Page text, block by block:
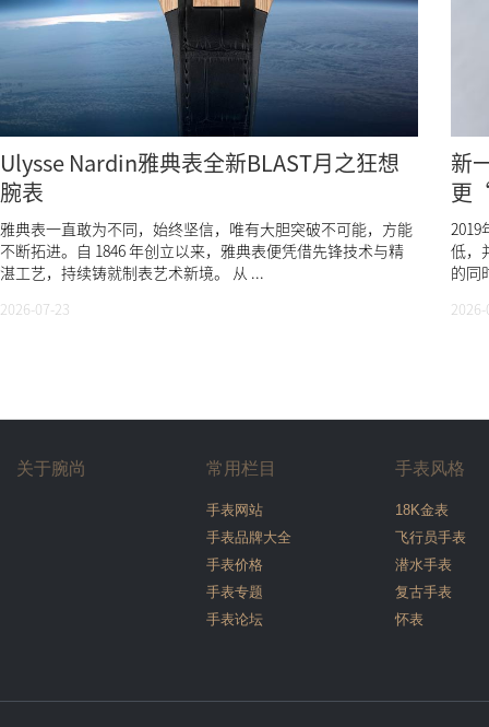
Ulysse Nardin雅典表全新BLAST月之狂想
腕表
雅典表一直敢为不同，始终坚信，唯有大胆突破不可能，方能
不断拓进。自 1846 年创立以来，雅典表便凭借先锋技术与精
湛工艺，持续铸就制表艺术新境。 从 ...
2026-07-23
新
更
2019
低，
的同
关于腕尚 常用栏目
手表网站
手表品牌大全
手表价格
手表专题
手表论坛
手表风格
18K金表
飞行员手表
潜水手表
复古手表
怀表